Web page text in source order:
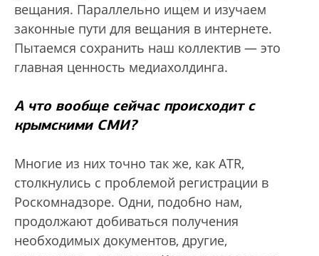
вещания. Параллельно ищем и изучаем
законные пути для вещания в интернете.
Пытаемся сохранить наш коллектив — это
главная ценность медиахолдинга.
А что вообще сейчас происходит с
крымскими СМИ?
Многие из них точно так же, как ATR,
столкнулись с проблемой регистрации в
Роскомнадзоре. Одни, подобно нам,
продолжают добиваться получения
необходимых документов, другие,